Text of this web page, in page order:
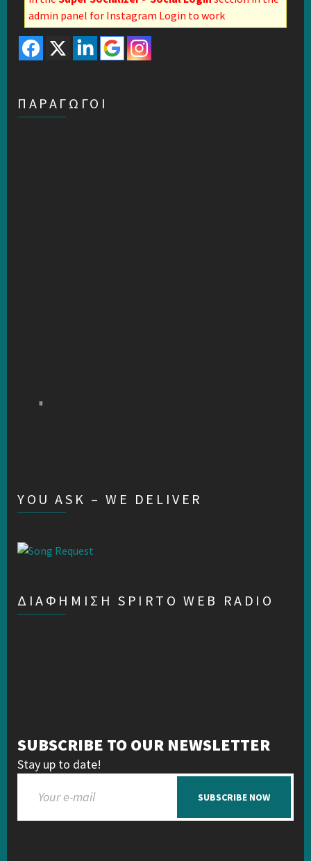
admin panel for Instagram Login to work
ΠΑΡΑΓΩΓΟΙ
YOU ASK – WE DELIVER
ΔΙΑΦΗΜΙΣΗ SPIRTO WEB RADIO
SUBSCRIBE TO OUR NEWSLETTER
Stay up to date!
SUBSCRIBE NOW